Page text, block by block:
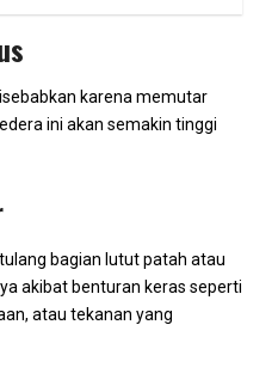
karena memutar
ini akan semakin tinggi
bagian lutut patah atau
akibat benturan keras seperti
atau tekanan yang